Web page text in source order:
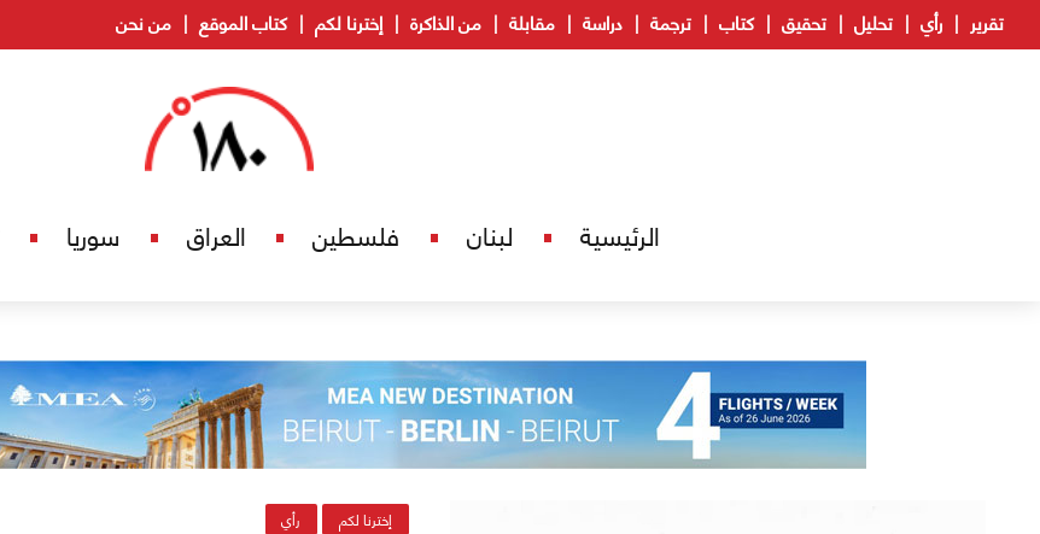
تقرير رأي تحليل تحقيق كتاب ترجمة دراسة مقابلة من الذاكرة إخترنا لكم كتاب الموقع من نحن
الرئيسية لبنان فلسطين العراق سوريا
إخترنا لكم رأي